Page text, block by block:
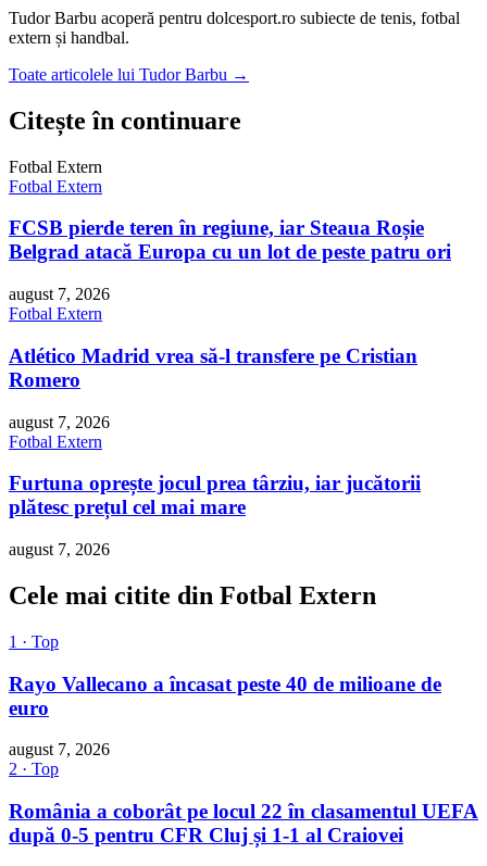
Tudor Barbu acoperă pentru dolcesport.ro subiecte de tenis, fotbal
extern și handbal.
Toate articolele lui Tudor Barbu →
Citește în continuare
Fotbal Extern
Fotbal Extern
FCSB pierde teren în regiune, iar Steaua Roșie
Belgrad atacă Europa cu un lot de peste patru ori
august 7, 2026
Fotbal Extern
Atlético Madrid vrea să-l transfere pe Cristian
Romero
august 7, 2026
Fotbal Extern
Furtuna oprește jocul prea târziu, iar jucătorii
plătesc prețul cel mai mare
august 7, 2026
Cele mai citite din Fotbal Extern
1 · Top
Rayo Vallecano a încasat peste 40 de milioane de
euro
august 7, 2026
2 · Top
România a coborât pe locul 22 în clasamentul UEFA
după 0-5 pentru CFR Cluj și 1-1 al Craiovei